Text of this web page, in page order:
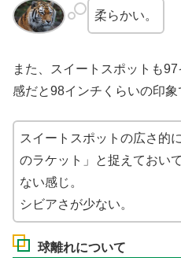
柔らかい。
また、スイートスポットも
感だと98インチくらいの印象
スイートスポットの広さ的
のラケット」と捉えておい
ない感じ。
シビアさが少ない。
球離れについて